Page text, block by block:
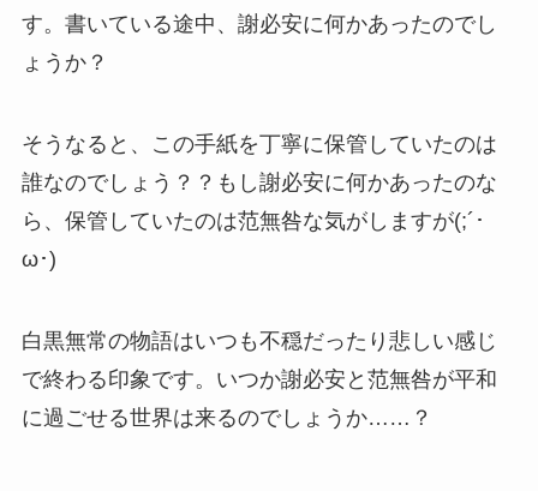
す。書いている途中、謝必安に何かあったのでし
ょうか？
そうなると、この手紙を丁寧に保管していたのは
誰なのでしょう？？もし謝必安に何かあったのな
ら、保管していたのは范無咎な気がしますが(;´･
ω･)
白黒無常の物語はいつも不穏だったり悲しい感じ
で終わる印象です。いつか謝必安と范無咎が平和
に過ごせる世界は来るのでしょうか……？